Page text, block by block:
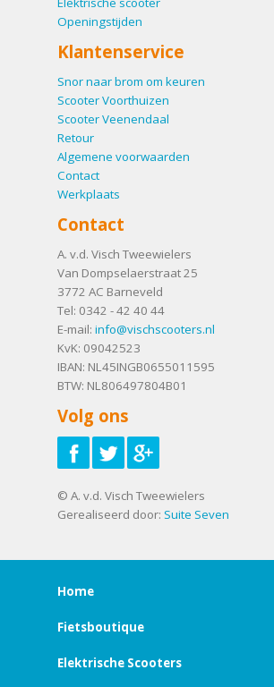
Openingstijden
Klantenservice
Snor naar brom om keuren
Scooter Voorthuizen
Scooter Veenendaal
Retour
Algemene voorwaarden
Contact
Werkplaats
Contact
A. v.d. Visch Tweewielers
Van Dompselaerstraat 25
3772 AC Barneveld
Tel: 0342 - 42 40 44
E-mail: info@vischscooters.nl
KvK: 09042523
IBAN: NL45INGB0655011595
BTW: NL806497804B01
Volg ons
© A. v.d. Visch Tweewielers
Gerealiseerd door: Suite Seven
Home
Fietsboutique
Elektrische Scooters